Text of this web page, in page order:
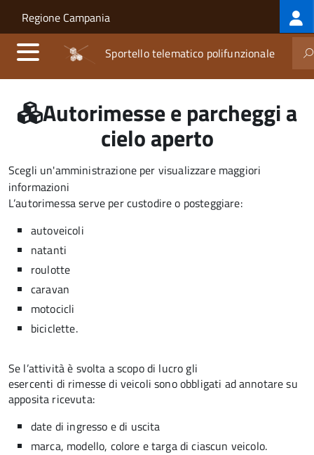
Salta al contenuto principale
Skip to site navigation
Regione Campania
Sportello telematico polifunzionale
Autorimesse e parcheggi a
cielo aperto
Scegli un'amministrazione per visualizzare maggiori
informazioni
L’autorimessa serve per custodire o posteggiare:
autoveicoli
natanti
roulotte
caravan
motocicli
biciclette.
Se l’attività è svolta a scopo di lucro gli
esercenti di rimesse di veicoli sono obbligati ad annotare su
apposita ricevuta:
date di ingresso e di uscita
marca, modello, colore e targa di ciascun veicolo.